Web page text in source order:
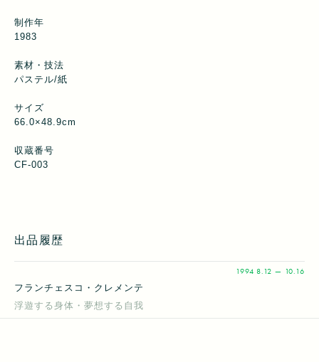
制作年
1983
素材・技法
パステル/紙
サイズ
66.0×48.9cm
収蔵番号
CF-003
出品履歴
1994 8.12 — 10.16
フランチェスコ・クレメンテ
浮遊する身体・夢想する自我